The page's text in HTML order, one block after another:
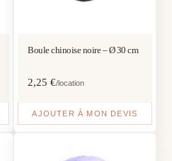
Boule chinoise noire – Ø 30 cm
2,25 €/location
AJOUTER À MON DEVIS